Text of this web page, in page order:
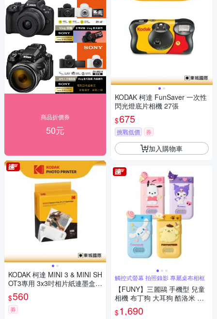
商品折價券
50元
KODAK 柯達 MINI 3 & MINI SH
OT3專用 3x3吋相片紙連墨盒(3
0張) 公司貨
$560
券
KODAK 柯達 FunSaver 一次性
閃光燈底片相機 27張
$675
挑戰低價 券
加入購物車
觸控式螢幕 拍照錄影 專屬桌布相框
【FUNY】三麗鷗 手機型 兒童
相機 布丁狗 大耳狗 酷洛米 帕
恰狗
$1,690